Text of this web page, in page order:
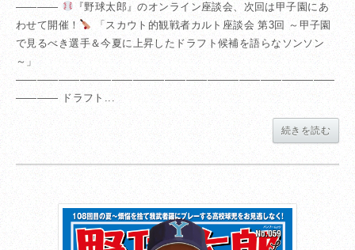
――――
『野球太郎』のオンライン座談会、次回は甲子園にあ
わせて開催！
「スカウト的観戦者カルト座談会 第3回 ～甲子園
で見るべき選手＆今夏に上昇したドラフト候補を語らなソンソン
～」
――――――――――――――――――――――――――――――
―――― ドラフト...
続きを読む